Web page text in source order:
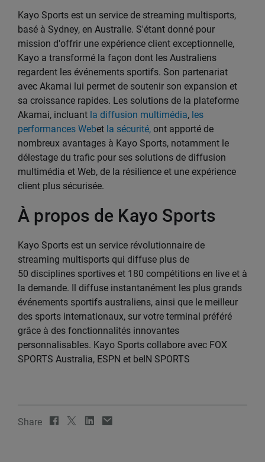
Kayo Sports est un service de streaming multisports,
basé à Sydney, en Australie. S'étant donné pour
mission d'offrir une expérience client exceptionnelle,
Kayo a transformé la façon dont les Australiens
regardent les événements sportifs. Son partenariat
avec Akamai lui permet de soutenir son expansion et
sa croissance rapides. Les solutions de la plateforme
Akamai, incluant la diffusion multimédia, les
performances Webet la sécurité, ont apporté de
nombreux avantages à Kayo Sports, notamment le
délestage du trafic pour ses solutions de diffusion
multimédia et Web, de la résilience et une expérience
client plus sécurisée.
À propos de Kayo Sports
Kayo Sports est un service révolutionnaire de
streaming multisports qui diffuse plus de
50 disciplines sportives et 180 compétitions en live et à
la demande. Il diffuse instantanément les plus grands
événements sportifs australiens, ainsi que le meilleur
des sports internationaux, sur votre terminal préféré
grâce à des fonctionnalités innovantes
personnalisables. Kayo Sports collabore avec FOX
SPORTS Australia, ESPN et beIN SPORTS
Share